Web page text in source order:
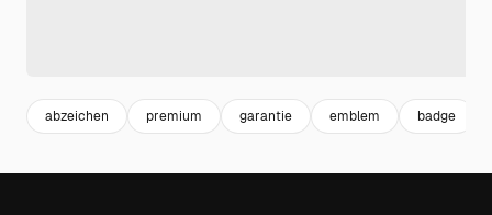
abzeichen premium garantie emblem badge